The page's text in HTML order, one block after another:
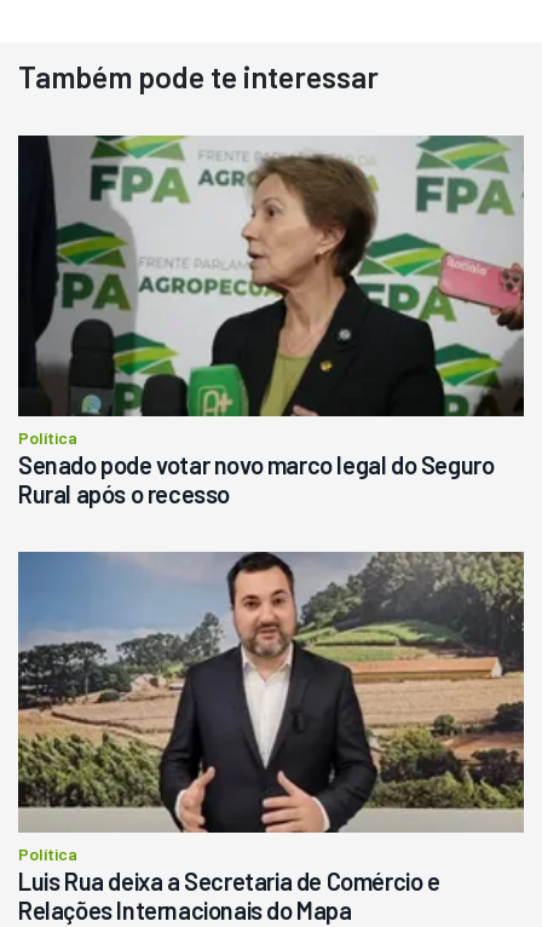
Destaque
Usado
Pá Carregadeira Cat 966
Ano 1987
Londrina
R$ 145.000
Consultar
Também pode te interessar
Política
Senado pode votar novo marco legal do Seguro
Rural após o recesso
Política
Luis Rua deixa a Secretaria de Comércio e
Relações Internacionais do Mapa